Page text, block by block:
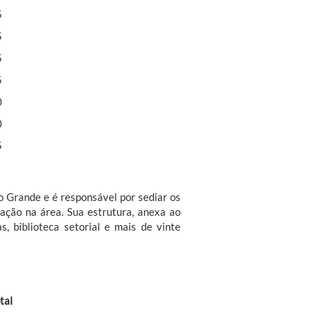
Grande e é responsável por sediar os
na área. Sua estrutura, anexa ao
biblioteca setorial e mais de vinte